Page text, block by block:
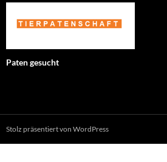
Paten gesucht
Stolz präsentiert von WordPress